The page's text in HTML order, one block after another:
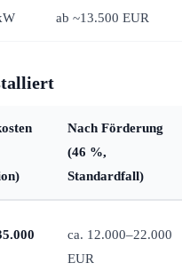
ab ~13.500 EUR
Nach Förderung
(46 %,
Standardfall)
ca. 12.000–22.000
EUR